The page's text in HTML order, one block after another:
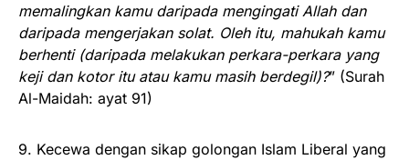
memalingkan kamu daripada mengingati Allah dan
daripada mengerjakan solat. Oleh itu, mahukah kamu
berhenti (daripada melakukan perkara-perkara yang
keji dan kotor itu atau kamu masih berdegil)?” (Surah
Al-Maidah: ayat 91)
9. Kecewa dengan sikap golongan Islam Liberal yang